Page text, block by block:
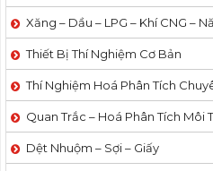
Xăng – Dầu – LPG – Khí CNG –
Thiết Bị Thí Nghiệm Cơ Bản
Thí Nghiệm Hoá Phân Tích
Quan Trắc – Hoá Phân Tích Môi
Dệt Nhuộm – Sợi – Giấy